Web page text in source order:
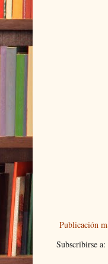
Publicación
Subscribirse a: